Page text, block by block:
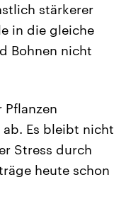
stärkerer
in die gleiche
Bohnen nicht
Es bleibt nicht
Stress durch
heute schon